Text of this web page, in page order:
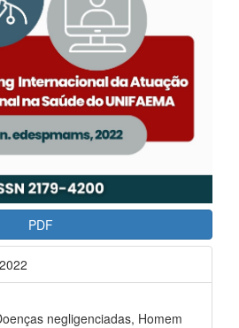
PDF
negligenciadas, Homem